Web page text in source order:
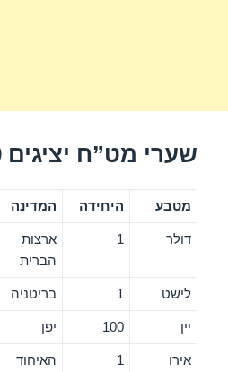
שערי מט”ח יציגים 15/04/2019
מטבע היחידה המדינה
דולר 1
ארצות
הברית
לישט 1 בריטניה
יין 100 יפן
אירו 1
האיחוד